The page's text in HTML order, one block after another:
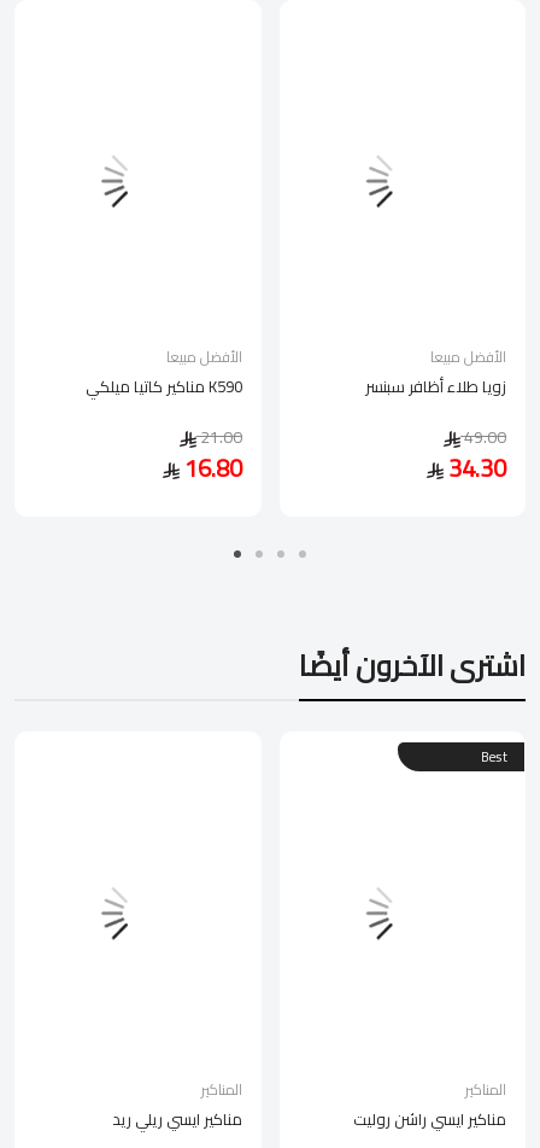
الأفضل مبيعا
مناكير كاتيا ميلكي K590
21.00
16.80
الأفضل مبيعا
زويا طلاء أظافر سبنسر
49.00
34.30
اشترى الآخرون أيضًا
المناكير
مناكير ايسي ريلي ريد
Best
المناكير
مناكير ايسي راشن روليت